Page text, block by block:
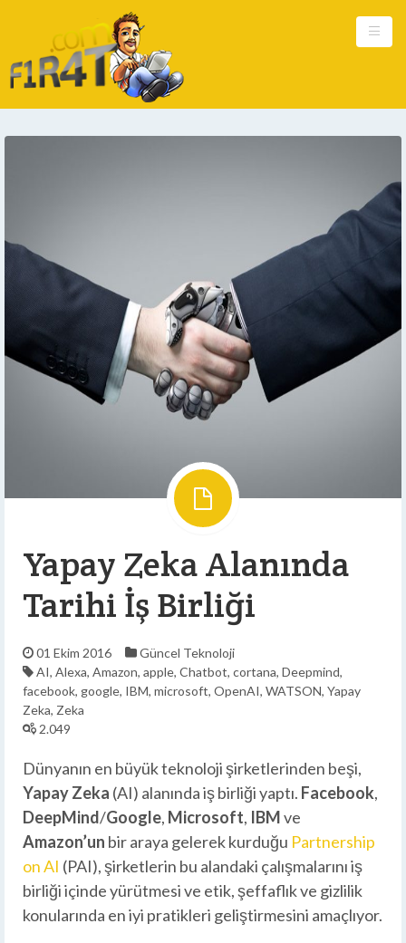
Ana Sayfa
Reklam
İletişim
Yapay Zeka Alanında
Tarihi İş Birliği
01 Ekim 2016 Güncel Teknoloji
AI, Alexa, Amazon, apple, Chatbot, cortana, Deepmind,
facebook, google, IBM, microsoft, OpenAI, WATSON, Yapay
Zeka, Zeka
2.049
Dünyanın en büyük teknoloji şirketlerinden beşi,
Yapay Zeka (AI) alanında iş birliği yaptı. Facebook,
DeepMind/Google, Microsoft, IBMve
Amazon’un bir araya gelerek kurduğu Partnership
on AI (PAI), şirketlerin bu alandaki çalışmalarını iş
birliği içinde yürütmesi ve etik, şeffaflık ve gizlilik
konularında en iyi pratikleri geliştirmesini amaçlıyor.